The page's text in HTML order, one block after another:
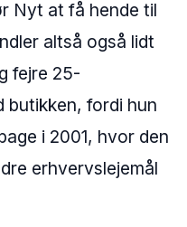
Nyt at få hende til
altså også lidt
fejre 25-
butikken, fordi hun
i 2001, hvor den
erhvervslejemål